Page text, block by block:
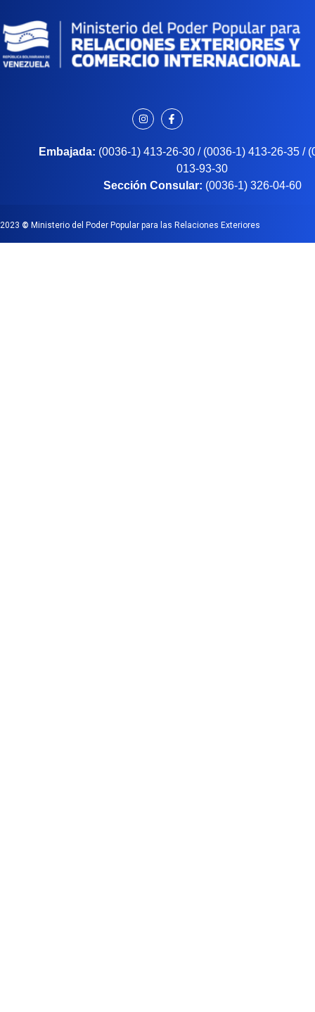
Embajada: (0036-1) 413-26-30 / (0036-1) 413-26-35 /
013-93-30
Sección Consular: (0036-1) 326-04-60
2023 © Ministerio del Poder Popular para las Relaciones Exteriores